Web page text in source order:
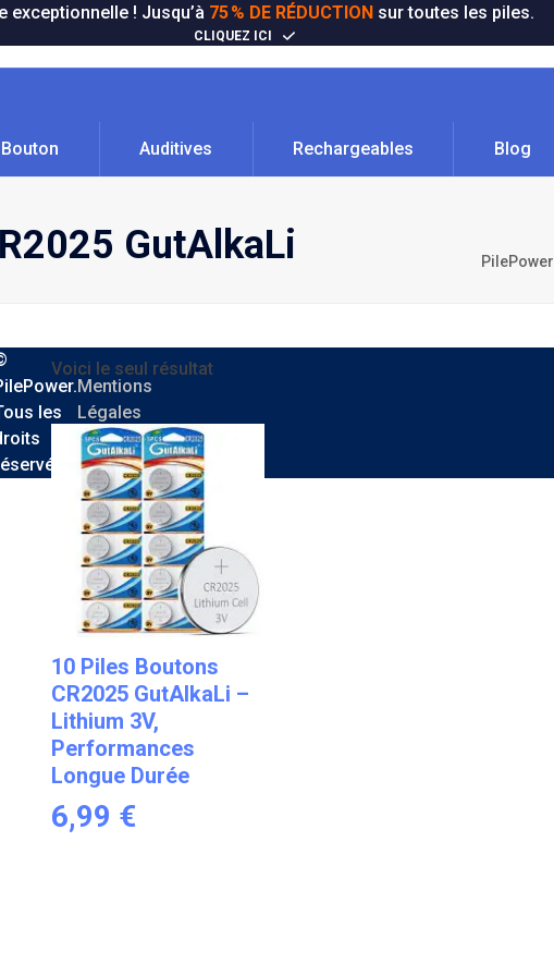
exceptionnelle ! Jusqu’à 75 % DE RÉDUCTION sur toutes les piles.
CLIQUEZ ICI
Bouton Auditives Rechargeables Blog
GutAlkaLi PilePower
Voici le seul résultat
10 Piles Boutons
CR2025 GutAlkaLi –
Lithium 3V,
Performances
Longue Durée
6,99 €
les
Mentions
Légales
Confidentialité